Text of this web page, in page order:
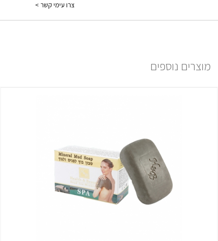
1) משלוח עד הבית: בתוספת תשלום של 30 ₪ ולוקח עד 7 ימים ממועד
אישור ההזמנה.
צרו עימי קשר >
מוצרים נוספים